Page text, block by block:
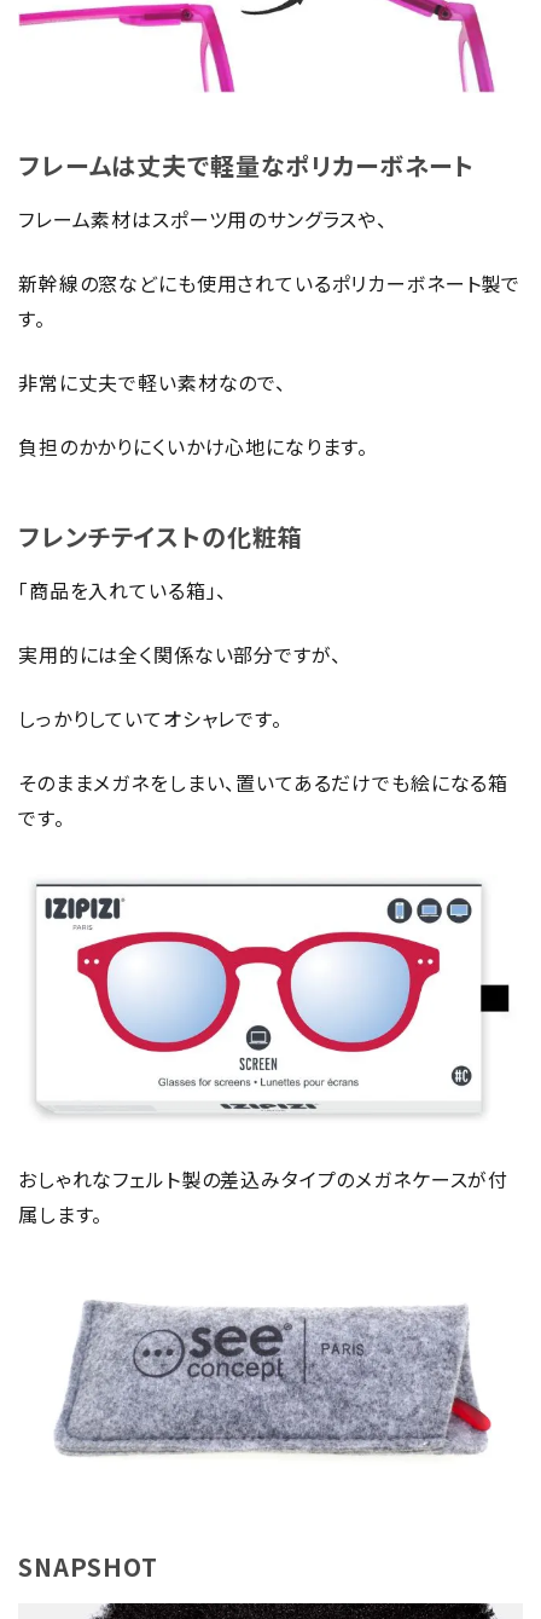
フレームは丈夫で軽量なポリカーボネート
フレーム素材はスポーツ用のサングラスや、
新幹線の窓などにも使用されているポリカーボネート製で
す。
非常に丈夫で軽い素材なので、
負担のかかりにくいかけ心地になります。
フレンチテイストの化粧箱
「商品を入れている箱」、
実用的には全く関係ない部分ですが、
しっかりしていてオシャレです。
そのままメガネをしまい、置いてあるだけでも絵になる箱
です。
おしゃれなフェルト製の差込みタイプのメガネケースが付
属します。
SNAPSHOT